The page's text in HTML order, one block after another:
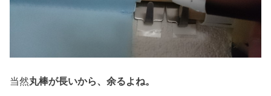
当然丸棒が長いから、余るよね。